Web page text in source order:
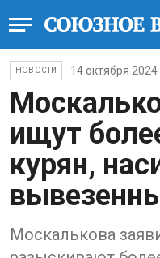
НОВОСТИ 14 октября 2024
ищут
курян,
Москалькова